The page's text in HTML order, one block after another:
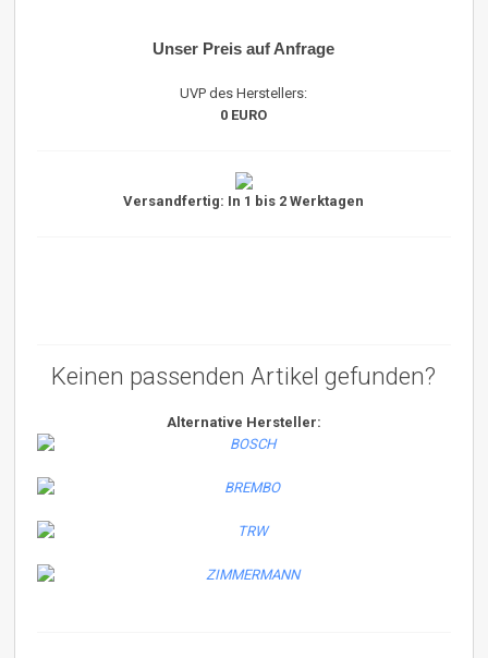
Unser Preis auf Anfrage
UVP des Herstellers:
0 EURO
Versandfertig: In 1 bis 2 Werktagen
Keinen passenden Artikel gefunden?
Alternative Hersteller: